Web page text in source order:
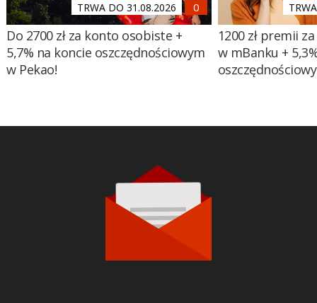
TRWA DO 31.08.2026
Do 2700 zł za konto osobiste +
5,7% na koncie oszczędnościowym
w Pekao!
1200 zł premii
w mBanku +